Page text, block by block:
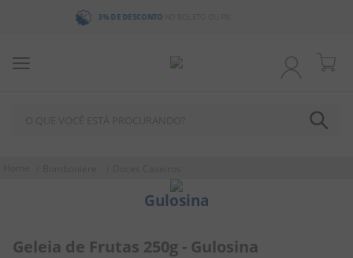
PARCELE ATÉ 3X SEM JUROS
Gulosina
Geleia de Frutas 250g - Gulosina
pirulito